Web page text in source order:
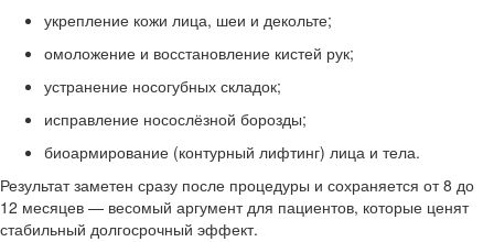
укрепление кожи лица, шеи и декольте;
омоложение и восстановление кистей рук;
устранение носогубных складок;
исправление носослёзной борозды;
биоармирование (контурный лифтинг) лица и тела.
Результат заметен сразу после процедуры и сохраняется от 8 до
12 месяцев — весомый аргумент для пациентов, которые ценят
стабильный долгосрочный эффект.